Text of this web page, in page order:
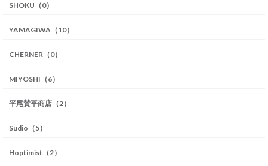
SHOKU（0）
YAMAGIWA（10）
CHERNER（0）
MIYOSHI（6）
平尾賛平商店（2）
Sudio（5）
Hoptimist（2）